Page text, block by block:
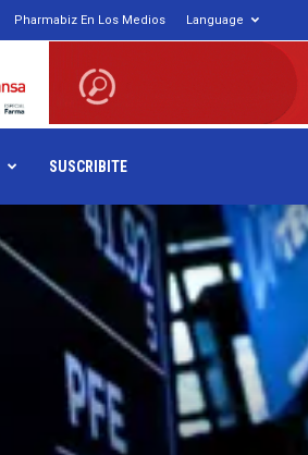
Pharmabiz En Los Medios Language
SUSCRIBITE